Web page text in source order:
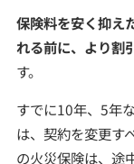
保険料を安く抑え
れる前に、より割
す。
すでに10年、5年
は、契約を変更す
の火災保険は、途